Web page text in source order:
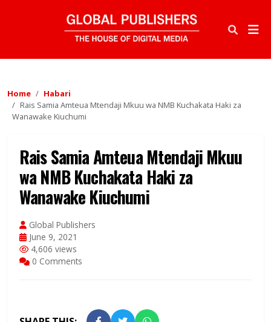
Home
Habari
Rais Samia Amteua Mtendaji Mkuu wa NMB Kuchakata Haki za
Wanawake Kiuchumi
Rais Samia Amteua Mtendaji Mkuu
wa NMB Kuchakata Haki za
Wanawake Kiuchumi
Global Publishers
June 9, 2021
4,606 views
0 Comments